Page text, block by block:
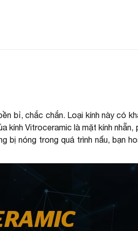
bỉ, chắc chắn. Loại kính này có
Vitroceramic là mặt kính nhẵn,
bị nóng trong quá trình nấu, bạn